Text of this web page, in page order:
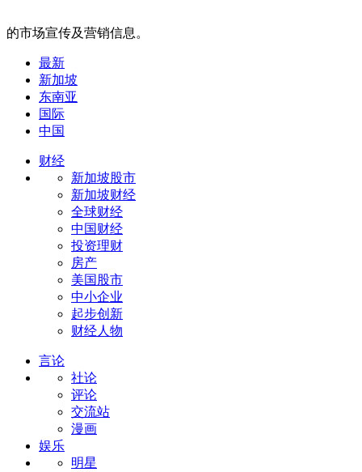
的市场宣传及营销信息。
最新
新加坡
东南亚
国际
中国
财经
新加坡股市
新加坡财经
全球财经
中国财经
投资理财
房产
美国股市
中小企业
起步创新
财经人物
言论
社论
评论
交流站
漫画
娱乐
明星